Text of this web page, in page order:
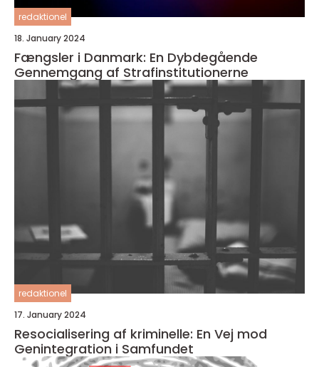
redaktionel
18. January 2024
Fængsler i Danmark: En Dybdegående
Gennemgang af Strafinstitutionerne
redaktionel
17. January 2024
Resocialisering af kriminelle: En Vej mod
Genintegration i Samfundet